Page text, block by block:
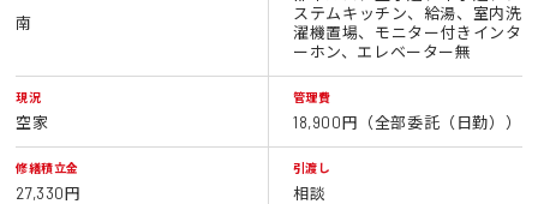
南
ステムキッチン、給湯、室内洗
濯機置場、モニター付きインタ
ーホン、エレベーター無
現況
空家
管理費
18,900円（全部委託（日勤））
修繕積立金
27,330円
引渡し
相談